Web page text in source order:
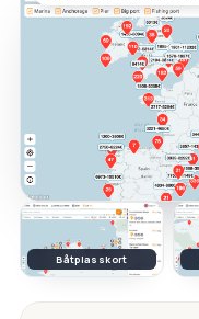
Båtplasskort